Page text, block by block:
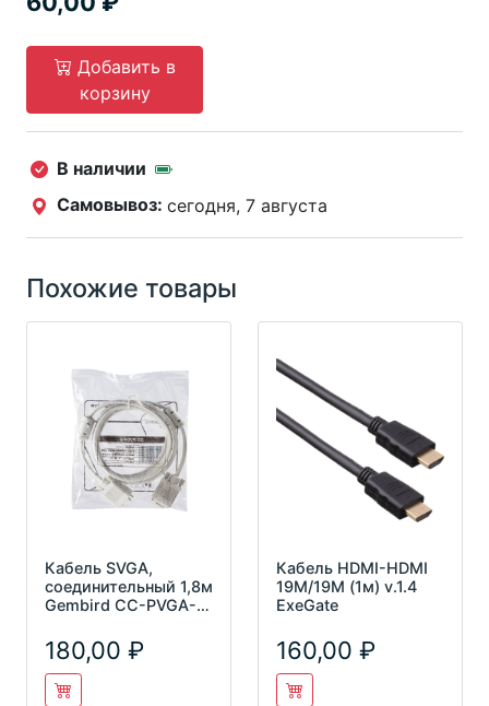
Добавить в
корзину
В наличии
Самовывоз: сегодня, 7 августа
Похожие товары
Кабель SVGA,
соединительный 1,8м
Gembird CC-PVGA-6
180,00
Кабель HDMI-HDMI
19M/19M (1м) v.1.4
ExeGate
160,00